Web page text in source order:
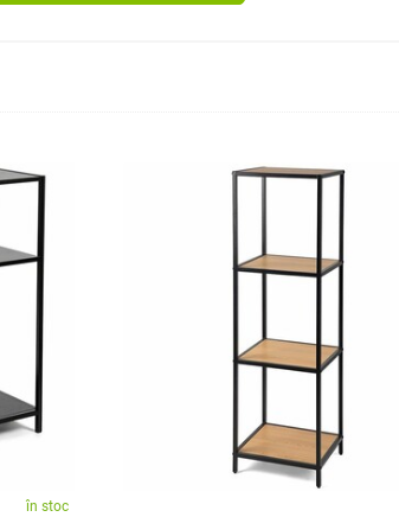
în stoc